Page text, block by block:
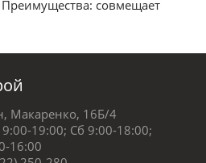
совмещает
Макаренко, 16Б/4
19:00; Сб 9:00-18:00;
16:00